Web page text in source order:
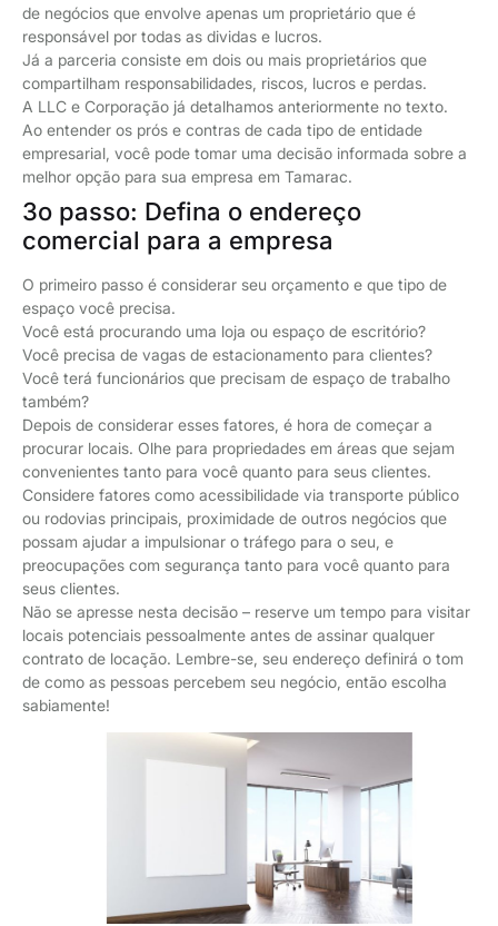
de negócios que envolve apenas um proprietário que é
responsável por todas as dividas e lucros.
Já a parceria consiste em dois ou mais proprietários que
compartilham responsabilidades, riscos, lucros e perdas.
A LLC e Corporação já detalhamos anteriormente no texto.
Ao entender os prós e contras de cada tipo de entidade
empresarial, você pode tomar uma decisão informada sobre a
melhor opção para sua empresa em Tamarac.
3o passo: Defina o endereço
comercial para a empresa
O primeiro passo é considerar seu orçamento e que tipo de
espaço você precisa.
Você está procurando uma loja ou espaço de escritório?
Você precisa de vagas de estacionamento para clientes?
Você terá funcionários que precisam de espaço de trabalho
também?
Depois de considerar esses fatores, é hora de começar a
procurar locais. Olhe para propriedades em áreas que sejam
convenientes tanto para você quanto para seus clientes.
Considere fatores como acessibilidade via transporte público
ou rodovias principais, proximidade de outros negócios que
possam ajudar a impulsionar o tráfego para o seu, e
preocupações com segurança tanto para você quanto para
seus clientes.
Não se apresse nesta decisão – reserve um tempo para visitar
locais potenciais pessoalmente antes de assinar qualquer
contrato de locação. Lembre-se, seu endereço definirá o tom
de como as pessoas percebem seu negócio, então escolha
sabiamente!